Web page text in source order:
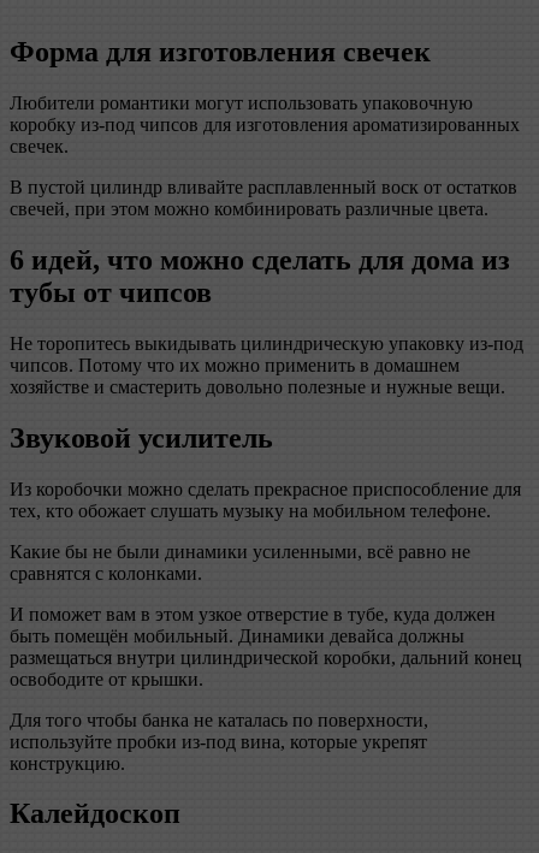
Форма для изготовления свечек
Любители романтики могут использовать упаковочную
коробку из-под чипсов для изготовления ароматизированных
свечек.
В пустой цилиндр вливайте расплавленный воск от остатков
свечей, при этом можно комбинировать различные цвета.
6 идей, что можно сделать для дома из
тубы от чипсов
Не торопитесь выкидывать цилиндрическую упаковку из-под
чипсов. Потому что их можно применить в домашнем
хозяйстве и смастерить довольно полезные и нужные вещи.
Звуковой усилитель
Из коробочки можно сделать прекрасное приспособление для
тех, кто обожает слушать музыку на мобильном телефоне.
Какие бы не были динамики усиленными, всё равно не
сравнятся с колонками.
И поможет вам в этом узкое отверстие в тубе, куда должен
быть помещён мобильный. Динамики девайса должны
размещаться внутри цилиндрической коробки, дальний конец
освободите от крышки.
Для того чтобы банка не каталась по поверхности,
используйте пробки из-под вина, которые укрепят
конструкцию.
Калейдоскоп